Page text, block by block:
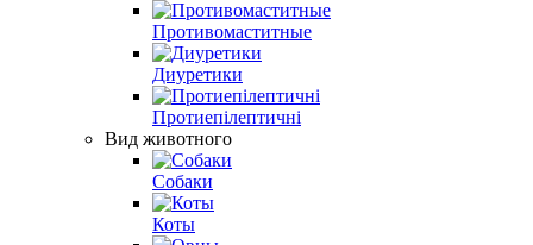
Противомаститные
Диуретики
Протиепілептичні
Вид животного
Собаки
Коты